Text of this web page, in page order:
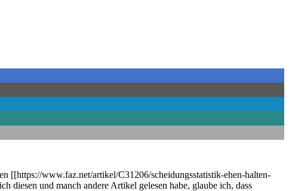
[[https://www.faz.net/artikel/C31206/scheidungsstatistik-ehen-halten-
diesen und manch andere Artikel gelesen habe, glaube ich, dass